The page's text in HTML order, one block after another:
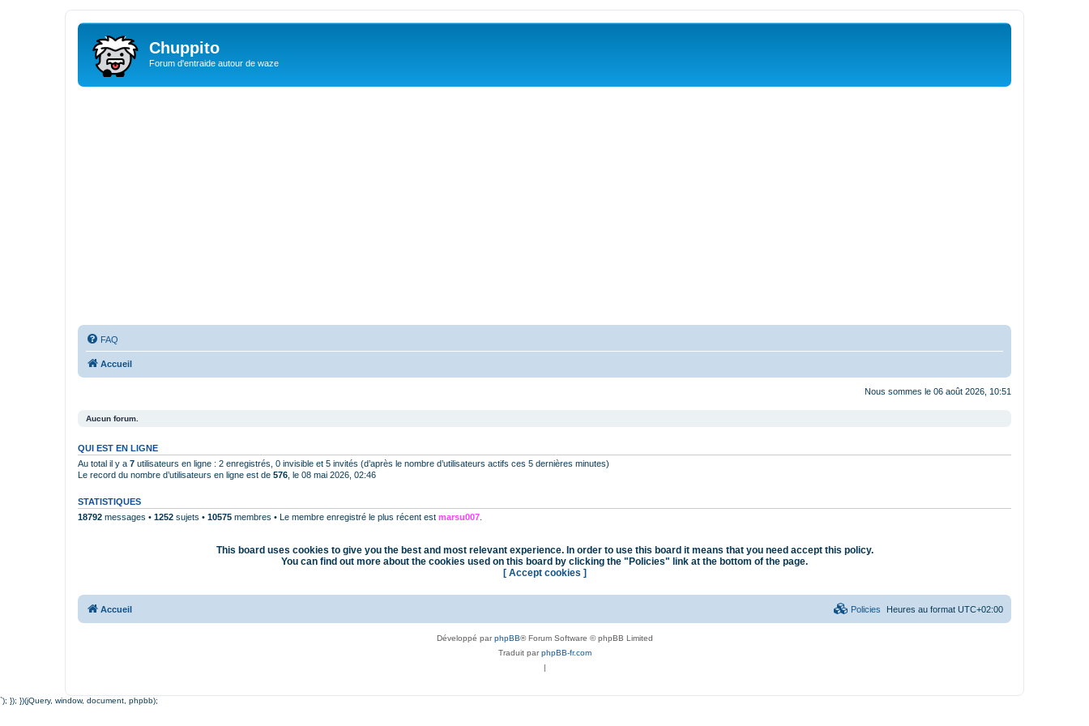
Chuppito
Forum d'entraide autour de waze
FAQ
Accueil
Nous sommes le 06 août 2026, 10:51
Aucun forum.
QUI EST EN LIGNE
Au total il y a 7 utilisateurs en ligne : 2 enregistrés, 0 invisible et 5 invités (d’après le nombre d’utilisateurs actifs ces 5 dernières minutes)
Le record du nombre d’utilisateurs en ligne est de 576 , le 08 mai 2026, 02:46
STATISTIQUES
18792 messages • 1252 sujets • 10575 membres • Le membre enregistré le plus récent est marsu007
This board uses cookies to give you the best and most relevant experience. In order to use this board it means that you need accept this policy.
You can find out more about the cookies used on this board by clicking the "Policies" link at the bottom of the page.
[ Accept cookies ]
Accueil Heures au format UTC+02:00
Policies
Développé parphpBB® Forum Software © phpBB Limited
Traduit parphpBB-fr.com
|
`); }); })(jQuery, window, document, phpbb);